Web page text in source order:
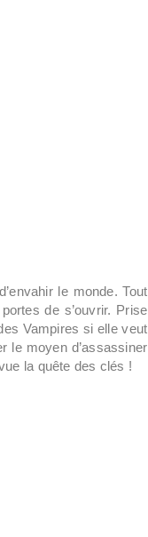
le monde. Tout
de s’ouvrir. Prise
Vampires si elle veut
le moyen d’assassiner
la quête des clés !